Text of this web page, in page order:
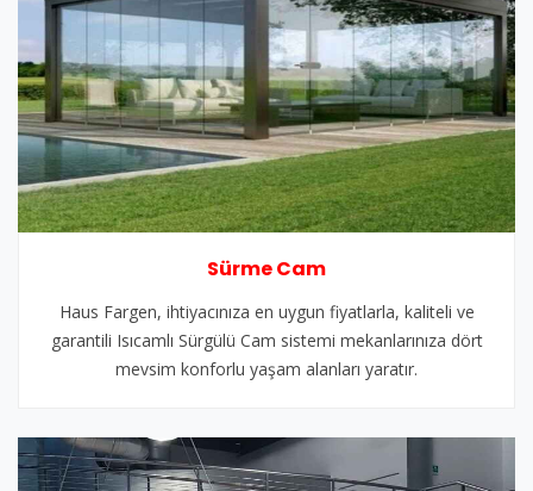
Sürme Cam
Haus Fargen, ihtiyacınıza en uygun fiyatlarla, kaliteli ve
garantili Isıcamlı Sürgülü Cam sistemi mekanlarınıza dört
mevsim konforlu yaşam alanları yaratır.